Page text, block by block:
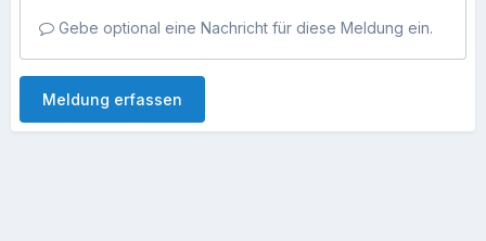
Gebe optional eine Nachricht für diese Meldung ein.
Meldung erfassen